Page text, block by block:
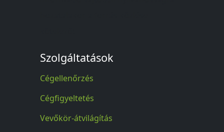
Szolgáltatások
Cégellenőrzés
Cégfigyeltetés
Vevőkör-átvilágítás